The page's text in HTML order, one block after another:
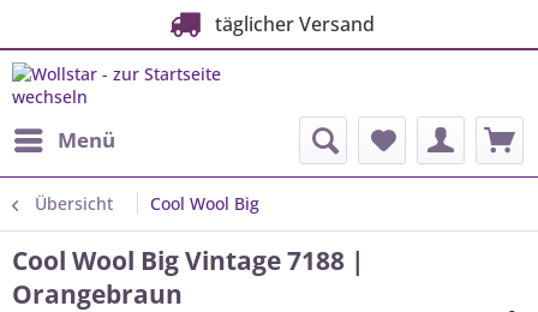
täglicher Versand
Menü
Übersicht Cool Wool Big
Cool Wool Big Vintage 7188 |
Orangebraun